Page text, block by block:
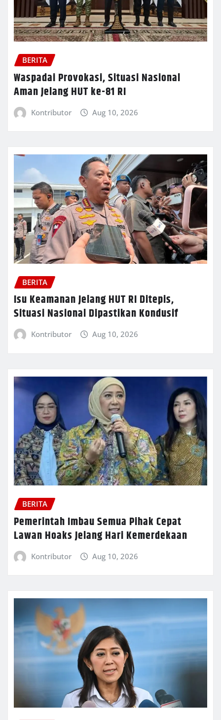
BERITA
Waspadai Provokasi, Situasi Nasional
Aman Jelang HUT ke-81 RI
Kontributor Aug 10, 2026
BERITA
Isu Keamanan Jelang HUT RI Ditepis,
Situasi Nasional Dipastikan Kondusif
Kontributor Aug 10, 2026
BERITA
Pemerintah Imbau Semua Pihak Cepat
Lawan Hoaks Jelang Hari Kemerdekaan
Kontributor Aug 10, 2026